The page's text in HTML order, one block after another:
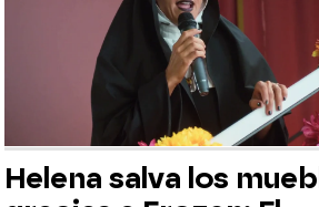
Helena salva los